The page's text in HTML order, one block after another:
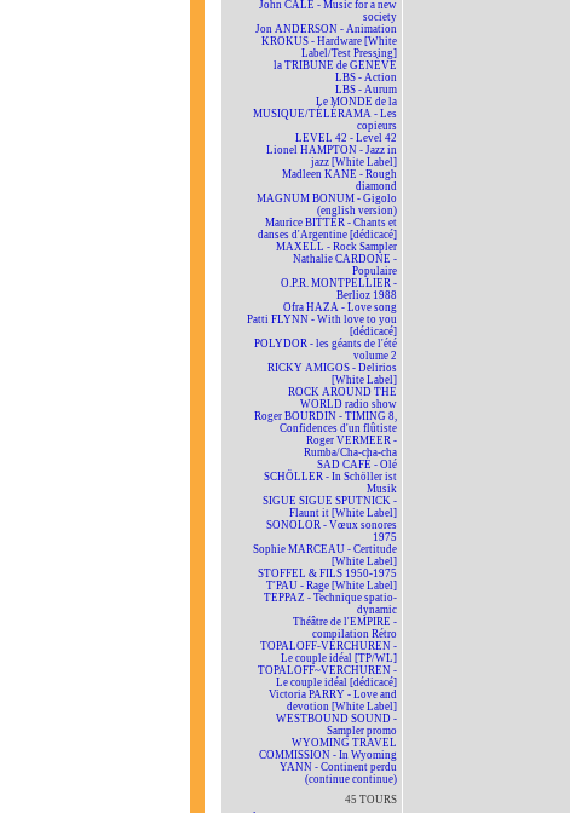
John CALE - Music for a new
society
Jon ANDERSON - Animation
KROKUS - Hardware [White
Label/Test Pressing]
la TRIBUNE de GENÈVE
LBS - Action
LBS - Aurum
Le MONDE de la
MUSIQUE/TÉLÉRAMA - Les
copieurs
LEVEL 42 - Level 42
Lionel HAMPTON - Jazz in
jazz [White Label]
Madleen KANE - Rough
diamond
MAGNUM BONUM - Gigolo
(english version)
Maurice BITTER - Chants et
danses d'Argentine [dédicacé]
MAXELL - Rock Sampler
Nathalie CARDONE -
Populaire
O.P.R. MONTPELLIER -
Berlioz 1988
Ofra HAZA - Love song
Patti FLYNN - With love to you
[dédicacé]
POLYDOR - les géants de l'été
volume 2
RICKY AMIGOS - Delirios
[White Label]
ROCK AROUND THE
WORLD radio show
Roger BOURDIN - TIMING 8,
Confidences d'un flûtiste
Roger VERMEER -
Rumba/Cha-cha-cha
SAD CAFÉ - Olé
SCHÖLLER - In Schöller ist
Musik
SIGUE SIGUE SPUTNICK -
Flaunt it [White Label]
SONOLOR - Vœux sonores
1975
Sophie MARCEAU - Certitude
[White Label]
STOFFEL & FILS 1950-1975
T'PAU - Rage [White Label]
TEPPAZ - Technique spatio-
dynamic
Théâtre de l'EMPIRE -
compilation Rétro
TOPALOFF-VERCHUREN -
Le couple idéal [TP/WL]
TOPALOFF~VERCHUREN -
Le couple idéal [dédicacé]
Victoria PARRY - Love and
devotion [White Label]
WESTBOUND SOUND -
Sampler promo
WYOMING TRAVEL
COMMISSION - In Wyoming
YANN - Continent perdu
(continue continue)
45 TOURS